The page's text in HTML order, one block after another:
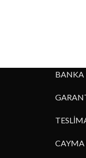
BANKA